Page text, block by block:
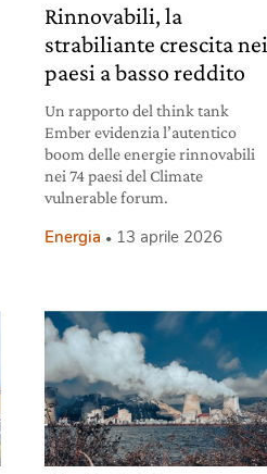
Rinnovabili, la
strabiliante crescita nei
paesi a basso reddito
Un rapporto del think tank
Ember evidenzia l’autentico
boom delle energie rinnovabili
nei 74 paesi del Climate
vulnerable forum.
Energia 13 aprile 2026